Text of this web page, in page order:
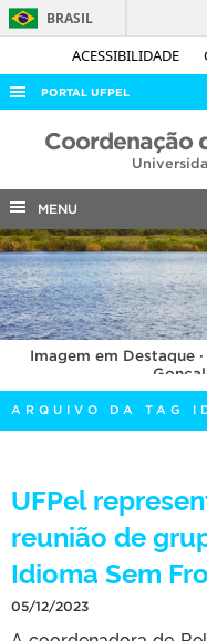
ACESSIBILIDADE
BRASIL
PORTAL UFPEL
ACESSO À INFORMAÇÃO
COBALTO
CONCURSOS
EDITAIS
INTERNACIONAL
OUVIDORIA
PORTARIAS
TELEFONES
Coordenação
MENU
Imagem em Destaque
ARQUIVO DA TAG
UFPel
reunião de
Idioma Sem
05/12/2023